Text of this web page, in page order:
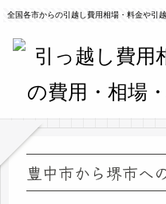
全国各市からの引越し費用相場・料金や引
豊中市から堺市へ